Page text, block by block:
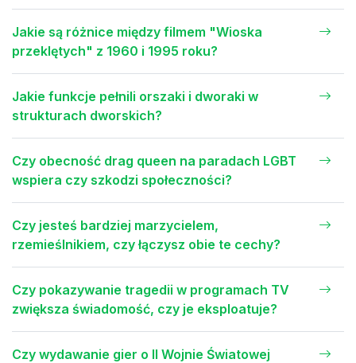
Jakie są różnice między filmem "Wioska
przeklętych" z 1960 i 1995 roku?
Jakie funkcje pełnili orszaki i dworaki w
strukturach dworskich?
Czy obecność drag queen na paradach LGBT
wspiera czy szkodzi społeczności?
Czy jesteś bardziej marzycielem,
rzemieślnikiem, czy łączysz obie te cechy?
Czy pokazywanie tragedii w programach TV
zwiększa świadomość, czy je eksploatuje?
Czy wydawanie gier o II Wojnie Światowej